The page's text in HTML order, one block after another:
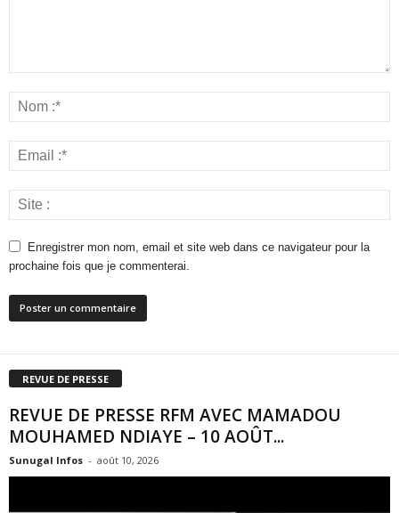
Enregistrer mon nom, email et site web dans ce navigateur pour la
prochaine fois que je commenterai.
REVUE DE PRESSE
REVUE DE PRESSE RFM AVEC MAMADOU
MOUHAMED NDIAYE – 10 AOÛT...
Sunugal Infos - août 10, 2026